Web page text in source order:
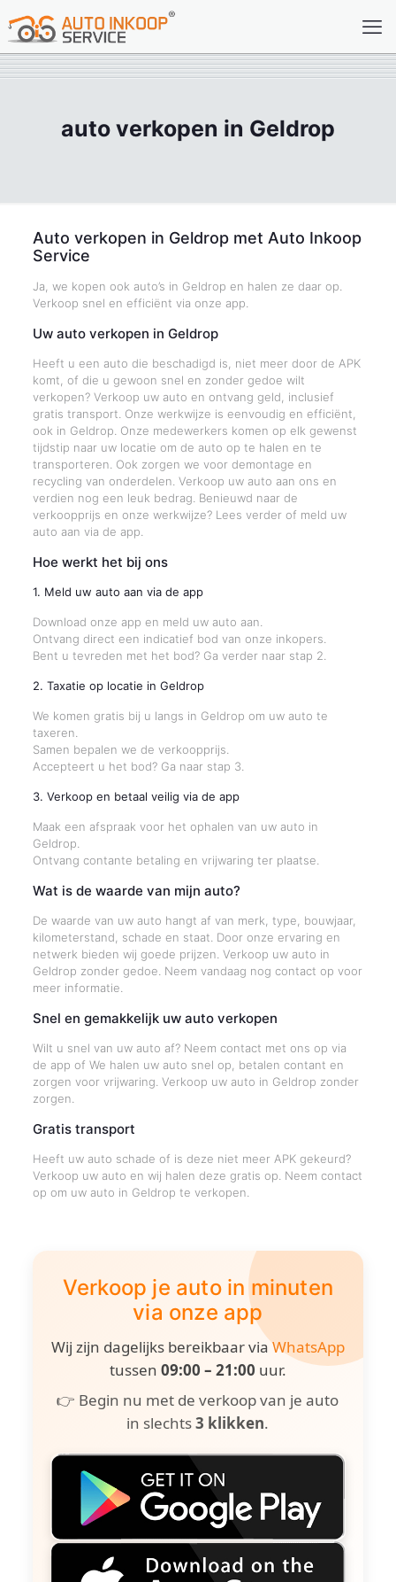
auto verkopen in Geldrop
Auto verkopen in Geldrop met Auto Inkoop
Service
Ja, we kopen ook auto’s in Geldrop en halen ze daar op.
Verkoop snel en efficiënt via onze app.
Uw auto verkopen in Geldrop
Heeft u een auto die beschadigd is, niet meer door de APK
komt, of die u gewoon snel en zonder gedoe wilt
verkopen? Verkoop uw auto en ontvang geld, inclusief
gratis transport. Onze werkwijze is eenvoudig en efficiënt,
ook in Geldrop. Onze medewerkers komen op elk gewenst
tijdstip naar uw locatie om de auto op te halen en te
transporteren. Ook zorgen we voor demontage en
recycling van onderdelen. Verkoop uw auto aan ons en
verdien nog een leuk bedrag. Benieuwd naar de
verkoopprijs en onze werkwijze? Lees verder of meld uw
auto aan via de app.
Hoe werkt het bij ons
1. Meld uw auto aan via de app
Download onze app en meld uw auto aan.
Ontvang direct een indicatief bod van onze inkopers.
Bent u tevreden met het bod? Ga verder naar stap 2.
2. Taxatie op locatie in Geldrop
We komen gratis bij u langs in Geldrop om uw auto te
taxeren.
Samen bepalen we de verkoopprijs.
Accepteert u het bod? Ga naar stap 3.
3. Verkoop en betaal veilig via de app
Maak een afspraak voor het ophalen van uw auto in
Geldrop.
Ontvang contante betaling en vrijwaring ter plaatse.
Wat is de waarde van mijn auto?
De waarde van uw auto hangt af van merk, type, bouwjaar,
kilometerstand, schade en staat. Door onze ervaring en
netwerk bieden wij goede prijzen. Verkoop uw auto in
Geldrop zonder gedoe. Neem vandaag nog contact op voor
meer informatie.
Snel en gemakkelijk uw auto verkopen
Wilt u snel van uw auto af? Neem contact met ons op via
de app of We halen uw auto snel op, betalen contant en
zorgen voor vrijwaring. Verkoop uw auto in Geldrop zonder
zorgen.
Gratis transport
Heeft uw auto schade of is deze niet meer APK gekeurd?
Verkoop uw auto en wij halen deze gratis op. Neem contact
op om uw auto in Geldrop te verkopen.
Verkoop je auto in minuten
via onze app
Wij zijn dagelijks bereikbaar viaWhatsApp
tussen 09:00 – 21:00 uur.
👉 Begin nu met de verkoop van je auto
in slechts3 klikken.